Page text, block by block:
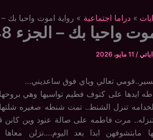
دراما اجتماعية رواية اموت واحيا بك –
واحيا بك – الجزء 48
/ 11 مايو، 2026
تعالي وياي فوق ساعديني…
ايدها على كتوف فطيم تواسيها وهي بروحها
تنزل الشنط.. تمت شنطه صغيره
مرت فاطمه على صالة عنود وين
مابتشوفهن ابدا بعد اليوم….نزلن